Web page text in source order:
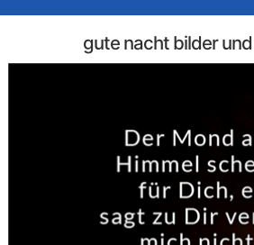
gute nacht bilder